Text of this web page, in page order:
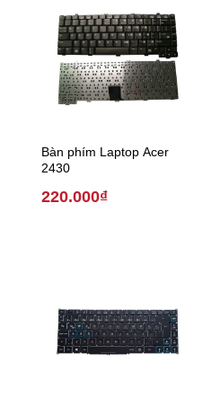
Bàn phím Laptop Acer
2430
220.000₫